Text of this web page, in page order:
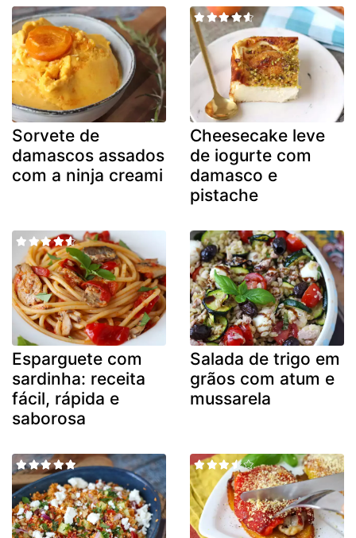
Sorvete de
damascos assados
com a ninja creami
Cheesecake leve
de iogurte com
damasco e
pistache
Esparguete com
sardinha: receita
fácil, rápida e
saborosa
Salada de trigo em
grãos com atum e
mussarela